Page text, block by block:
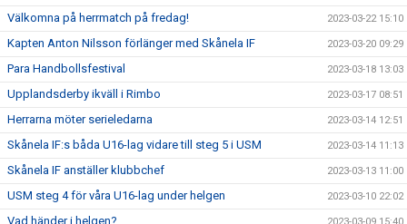
Välkomna på herrmatch på fredag! 2023-03-22 15:10
Kapten Anton Nilsson förlänger med Skånela IF 2023-03-20 09:29
Para Handbollsfestival 2023-03-18 13:03
Upplandsderby ikväll i Rimbo 2023-03-17 08:51
Herrarna möter serieledarna 2023-03-14 12:51
Skånela IF:s båda U16-lag vidare till steg 5 i USM 2023-03-14 11:13
Skånela IF anställer klubbchef 2023-03-13 11:00
USM steg 4 för våra U16-lag under helgen 2023-03-10 22:02
Vad händer i helgen?